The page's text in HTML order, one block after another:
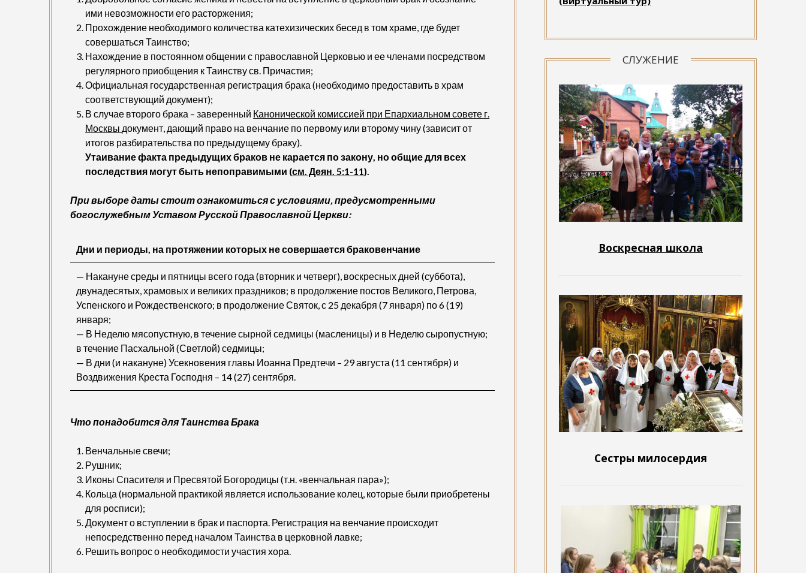
ими невозможности его расторжения;
Прохождение необходимого количества катехизических бесед в том храме, где будет
совершаться Таинство;
Нахождение в постоянном общении с православной Церковью и ее членами посредством
регулярного приобщения к Таинству св. Причастия;
Официальная государственная регистрация брака (необходимо предоставить в храм
соответствующий документ);
В случае второго брака – заверенный Канонической комиссией при Епархиальном совете г.
Москвы документ, дающий право на венчание по первому или второму чину (зависит от
итогов разбирательства по предыдущему браку).
Утаивание факта предыдущих браков не карается по закону, но общие для всех
последствия могут быть непоправимыми (см. Деян. 5:1-11).
При выборе даты стоит ознакомиться с условиями, предусмотренными
богослужебным Уставом Русской Православной Церкви:
Дни и периоды, на протяжении которых не совершается браковенчание
— Накануне среды и пятницы всего года (вторник и четверг), воскресных дней (суббота),
двунадесятых, храмовых и великих праздников; в продолжение постов Великого, Петрова,
Успенского и Рождественского; в продолжение Святок, с 25 декабря (7 января) по 6 (19)
января;
— В Неделю мясопустную, в течение сырной седмицы (масленицы) и в Неделю сыропустную;
в течение Пасхальной (Светлой) седмицы;
— В дни (и накануне) Усекновения главы Иоанна Предтечи – 29 августа (11 сентября) и
Воздвижения Креста Господня – 14 (27) сентября.
Что понадобится для Таинства Брака
Венчальные свечи;
Рушник;
Иконы Спасителя и Пресвятой Богородицы (т.н. «венчальная пара»);
Кольца (нормальной практикой является использование колец, которые были приобретены
для росписи);
Документ о вступлении в брак и паспорта. Регистрация на венчание происходит
непосредственно перед началом Таинства в церковной лавке;
Решить вопрос о необходимости участия хора.
СЛУЖЕНИЕ
Воскресная школа
Сестры милосердия